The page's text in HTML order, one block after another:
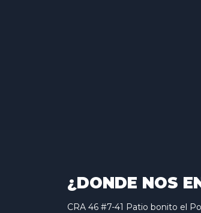
¿DONDE NOS
CRA 46 #7-41 Patio bonito el